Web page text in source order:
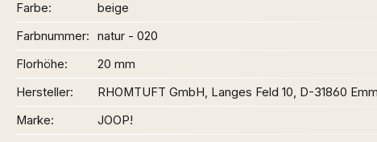
Farbe
beige
Farbnummer
natur - 020
Florhöhe
20 mm
Hersteller
RHOMTUFT GmbH, Langes Feld 10, D-31860
Marke
JOOP!